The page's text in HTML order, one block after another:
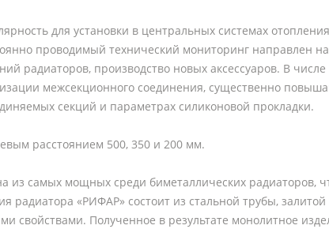
для установки в центральных системах
проводимый технический мониторинг направлен
радиаторов, производство новых аксессуаров. В
межсекционного соединения, существенно
секций и параметрах силиконовой прокладки.
расстоянием 500, 350 и 200 мм.
из самых мощных среди биметаллических радиаторов,
радиатора «РИФАР» состоит из стальной трубы,
Полученное в результате монолитное